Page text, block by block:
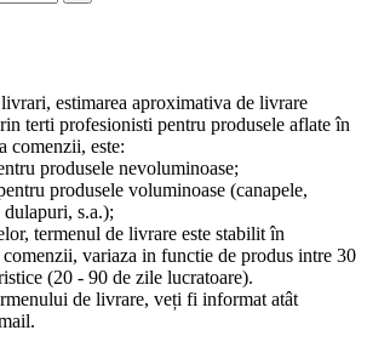
estimarea aproximativa de livrare
terti profesionisti pentru produsele aflate în
comenzii, este:
produsele nevoluminoase;
produsele voluminoase (canapele,
dulapuri, s.a.);
termenul de livrare este stabilit în
variaza in functie de produs intre 30
(20 - 90 de zile lucratoare).
de livrare, veți fi informat atât